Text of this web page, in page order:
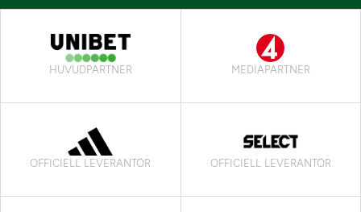
HUVUDPARTNER MEDIAPARTNER
OFFICIELL LEVERANTÖR OFFICIELL LEVERANTÖR